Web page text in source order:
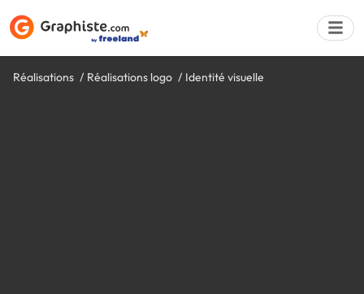
Réalisations Réalisations logo Identité visuelle